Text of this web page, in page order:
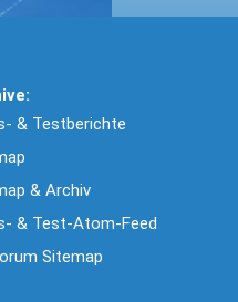
& Testberichte
& Archiv
& Test-Atom-Feed
Sitemap